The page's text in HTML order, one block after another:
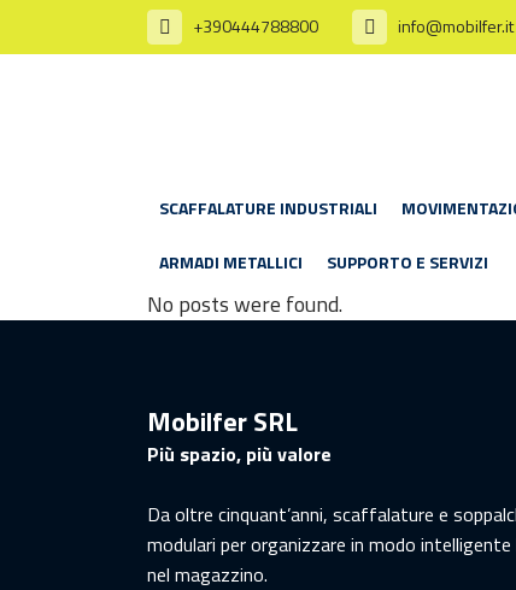
+390444788800 info@mobilfer.it
SCAFFALATURE INDUSTRIALI
ARMADI METALLICI SUPPORTO E SERVIZI
No posts were found.
Mobilfer SRL
Più spazio, più valore
Da oltre cinquant’anni, scaffalature e
modulari per organizzare in modo
nel magazzino.